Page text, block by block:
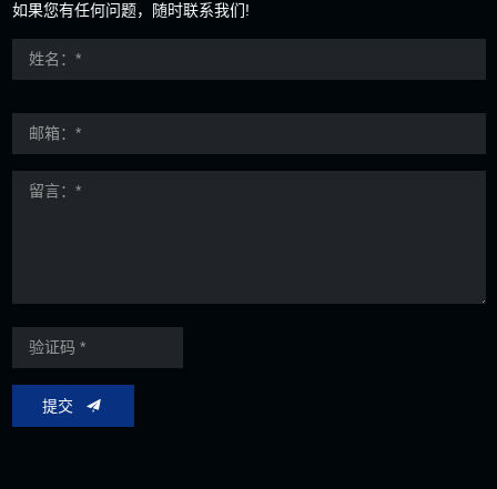
如果您有任何问题，随时联系我们!
提交